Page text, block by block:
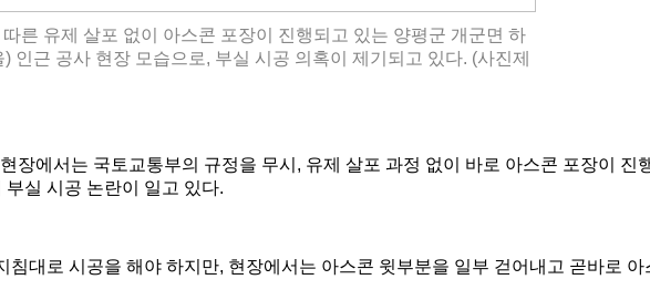
른 유제 살포 없이 아스콘 포장이 진행되고 있는 양평군 개군면 하
인근 공사 현장 모습으로, 부실 시공 의혹이 제기되고 있다. (사진제
장에서는 국토교통부의 규정을 무시 , 유제 살포 과정 없이 바로 아스콘 포장이 진
실 시공 논란이 일고 있다.
침대로 시공을 해야 하지만, 현장에서는 아스콘 윗부분을 일부 걷어내고 곧바로 아